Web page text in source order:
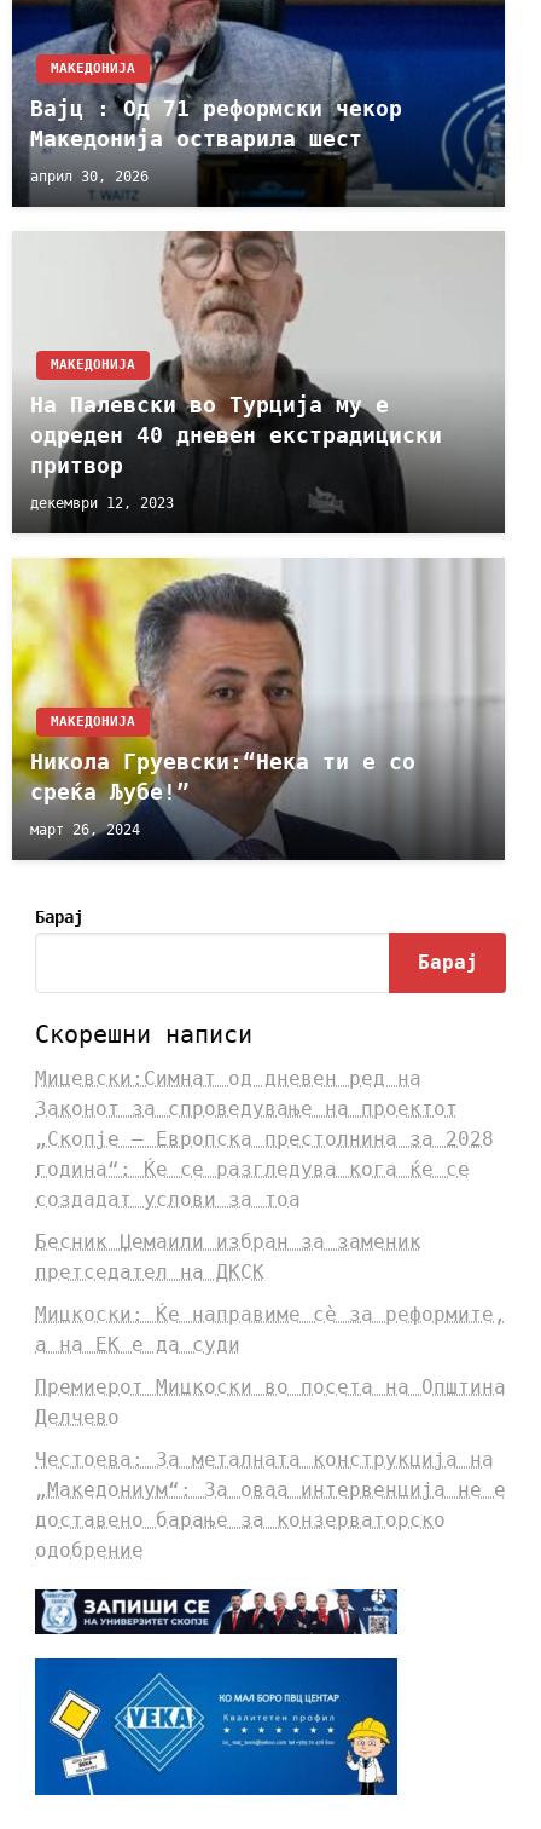
МАКЕДОНИЈА
Вајц : Од 71 реформски чекор
Македонија остварила шест
април 30, 2026
МАКЕДОНИЈА
На Палевски во Турција му е
одреден 40 дневен екстрадициски
притвор
декември 12, 2023
МАКЕДОНИЈА
Никола Груевски:“Нека ти е со
среќа Љубе!”
март 26, 2024
Барај
Барај
Скорешни написи
Мицевски:Симнат од дневен ред на
Законот за спроведување на проектот
„Скопје – Европска престолнина за 2028
година“: Ќе се разгледува кога ќе се
создадат услови за тоа
Бесник Џемаили избран за заменик
претседател на ДКСК
Мицкоски: Ќе направиме сè за реформите,
а на ЕК е да суди
Премиерот Мицкоски во посета на Општина
Делчево
Честоева: За металната конструкција на
„Македониум“: За оваа интервенција не е
доставено барање за конзерваторско
одобрение